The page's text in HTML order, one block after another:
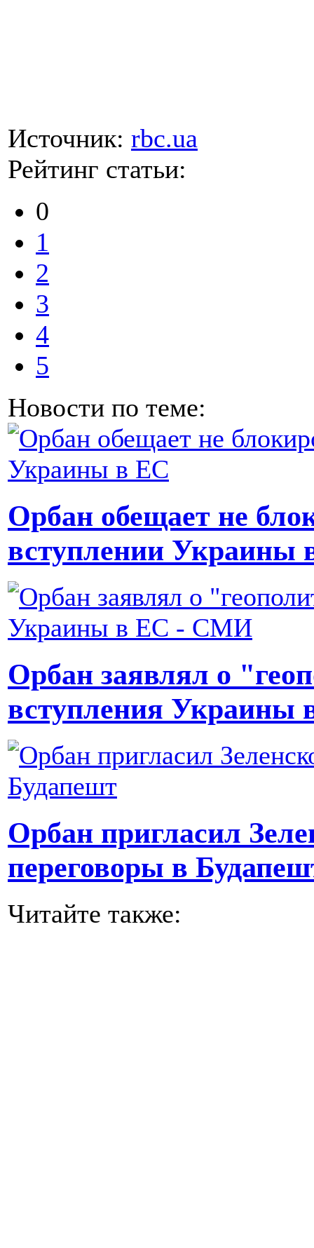
Источник: rbc.ua
Рейтинг статьи:
0
1
2
3
4
5
Новости по теме:
Орбан обещает не
вступлении Украины
Орбан заявлял о
вступления
Орбан пригласил
переговоры в
Читайте также: